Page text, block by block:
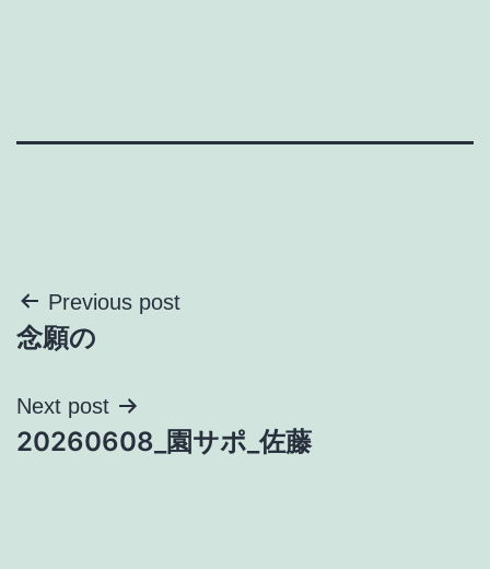
投
稿
ナ
ビ
Previous post
念願の
Next post
20260608_園サポ_佐藤